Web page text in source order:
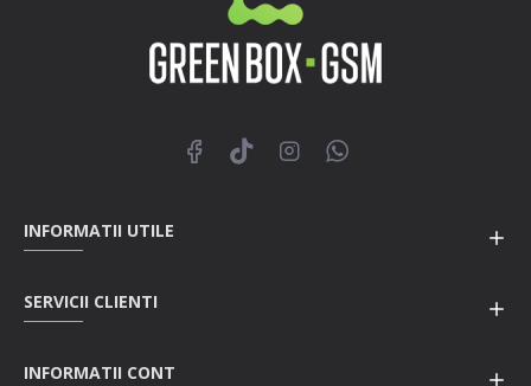
INFORMATII UTILE
SERVICII CLIENTI
INFORMATII CONT